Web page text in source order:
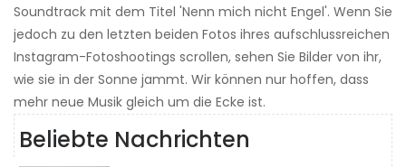
Soundtrack mit dem Titel 'Nenn mich nicht Engel'. Wenn Sie
jedoch zu den letzten beiden Fotos ihres aufschlussreichen
Instagram-Fotoshootings scrollen, sehen Sie Bilder von ihr,
wie sie in der Sonne jammt. Wir können nur hoffen, dass
mehr neue Musik gleich um die Ecke ist.
Beliebte Nachrichten